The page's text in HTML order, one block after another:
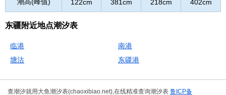
122cm 381cm 218cm 402cm
东疆附近地点潮汐表
临港
南港
塘沽
东疆港
查潮汐就用大鱼潮汐表(chaoxibiao.net),在线精准查询潮汐表 鲁ICP备